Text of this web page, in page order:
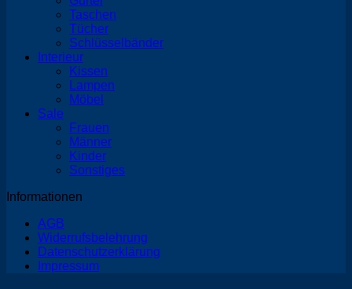
Taschen
Tücher
Schlüsselbänder
Interieur
Kissen
Lampen
Möbel
Sale
Frauen
Männer
Kinder
Sonstiges
Informationen
AGB
Widerrufsbelehrung
Datenschutzerklärung
Impressum